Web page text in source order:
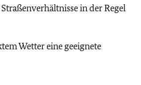
in der Regel
Wetter eine geeignete